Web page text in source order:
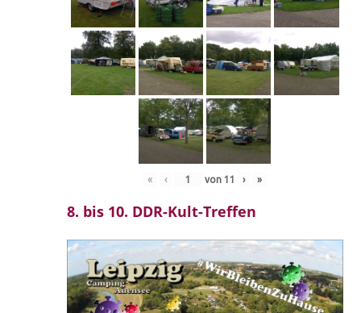
« ‹ von 11 › »
8. bis 10. DDR-Kult-Treffen